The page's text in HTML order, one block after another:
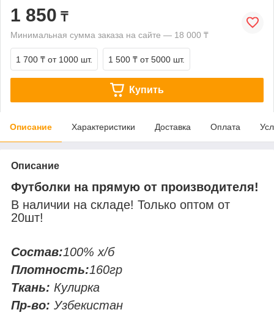
1 850 ₸
Минимальная сумма заказа на сайте — 18 000 ₸
1 700 ₸ от 1000 шт. 1 500 ₸ от 5000 шт.
Купить
Описание Характеристики Доставка Оплата
Описание
Футболки на прямую от производителя!
В наличии на складе! Только оптом от
20шт!
Состав:100% х/б
Плотность:160гр
Ткань: Кулирка
Пр-во: Узбекистан